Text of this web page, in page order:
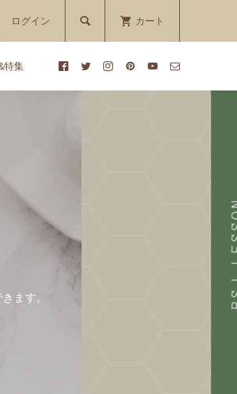
ログイン  カート
特集
【おむつケーキ】雲のブロー
チ付き Cloud（クラウド）
【1DAYレッスン】クラフト
装飾講座
ます。